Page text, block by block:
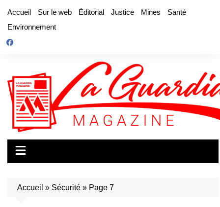
contenu
Accueil Sur le web Éditorial Justice Mines
Santé
Environnement
Accueil » Sécurité » Page 7